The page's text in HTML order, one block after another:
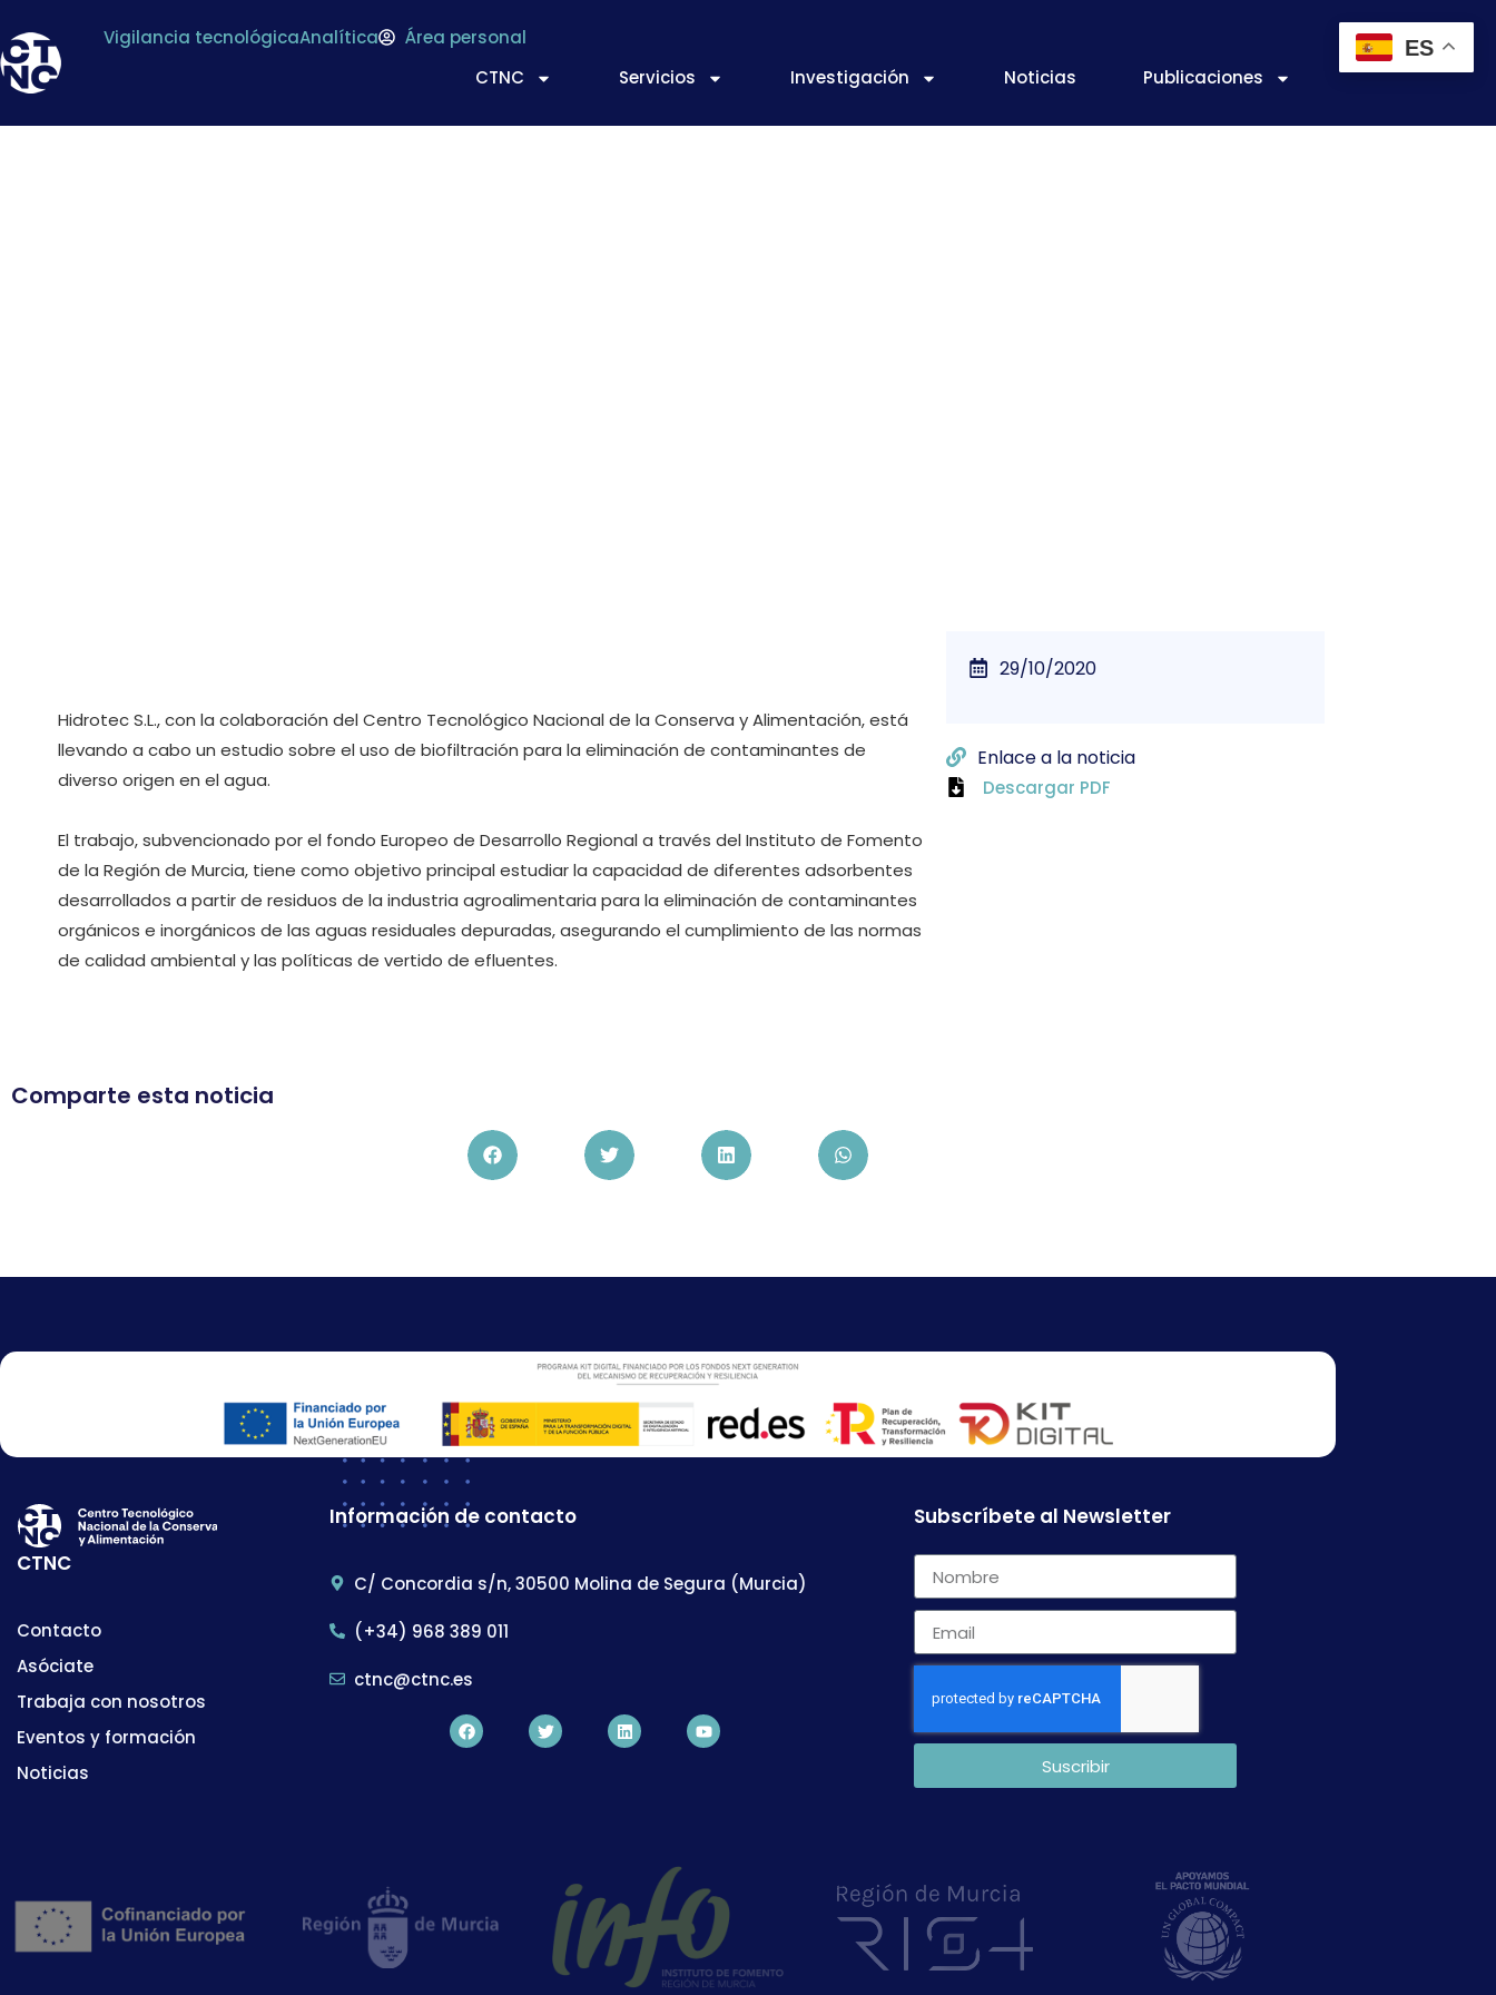
Vigilancia tecnológicaAnalítica
Área personal
CTNC
Servicios Investigación Noticias Publicaciones
Hidrotec S.L., con la colaboración del Centro Tecnológico Nacional de la Conserva y Alimentación, está
llevando a cabo un estudio sobre el uso de biofiltración para la eliminación de contaminantes de
diverso origen en el agua.
El trabajo, subvencionado por el fondo Europeo de Desarrollo Regional a través del Instituto de Fomento
de la Región de Murcia, tiene como objetivo principal estudiar la capacidad de diferentes adsorbentes
desarrollados a partir de residuos de la industria agroalimentaria para la eliminación de contaminantes
orgánicos e inorgánicos de las aguas residuales depuradas, asegurando el cumplimiento de las normas
de calidad ambiental y las políticas de vertido de efluentes.
29/10/2020
Enlace a la noticia
Descargar PDF
Comparte esta noticia
CTNC
Contacto
Asóciate
Trabaja con nosotros
Eventos y formación
Noticias
Información de contacto
C/ Concordia s/n, 30500 Molina de Segura (Murcia)
(+34) 968 389 011
ctnc@ctnc.es
Subscríbete al Newsletter
Suscribir
ES